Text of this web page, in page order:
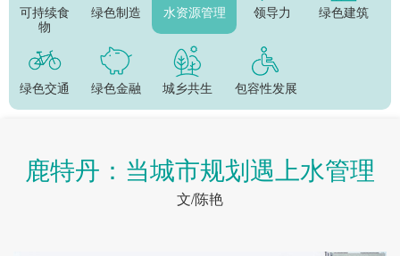
可持续食
物
绿色制造 水资源管理 领导力 绿色建筑
绿色交通 绿色金融 城乡共生 包容性发展
鹿特丹：当城市规划遇上水管理
文/陈艳